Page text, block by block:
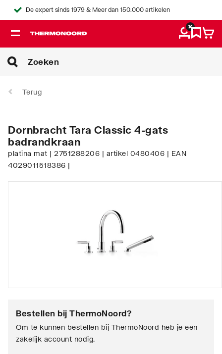
De expert sinds 1979 & Meer dan 150.000 artikelen
Terug
Dornbracht Tara Classic 4-gats
badrandkraan
platina mat | 2751288206 | artikel 0480406 | EAN
4029011518386 |
Bestellen bij ThermoNoord?
Om te kunnen bestellen bij ThermoNoord heb je een
zakelijk account nodig.